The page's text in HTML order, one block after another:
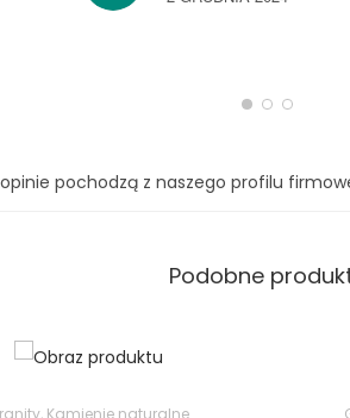
pochodzą z naszego profilu
Podobne